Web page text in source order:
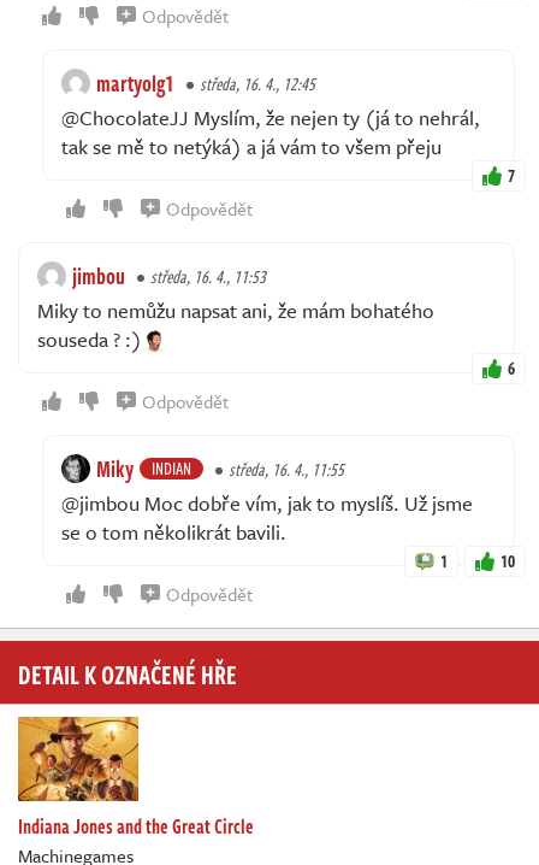
Odpovědět
martyolg1 středa, 16. 4., 12:45
@ChocolateJJ Myslím, že nejen ty (já to nehrál,
tak se mě to netýká) a já vám to všem přeju
7
Odpovědět
jimbou středa, 16. 4., 11:53
Miky to nemůžu napsat ani, že mám bohatého
souseda ? :)
6
Odpovědět
Miky INDIAN středa, 16. 4., 11:55
@jimbou Moc dobře vím, jak to myslíš. Už jsme
se o tom několikrát bavili.
1 10
Odpovědět
DETAIL K OZNAČENÉ HŘE
Indiana Jones and the Great Circle
Machinegames